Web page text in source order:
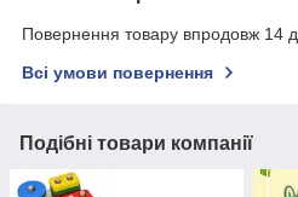
Повернення товару впродовж 14
Всі умови повернення
Подібні товари компанії